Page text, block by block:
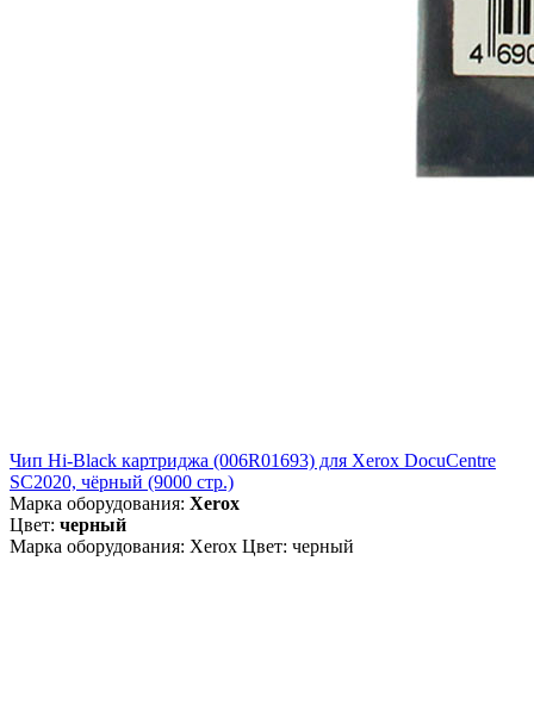
Чип Hi-Black картриджа (006R01693) для Xerox DocuCentre
SC2020, чёрный (9000 стр.)
Марка оборудования: Xerox
Цвет: черный
Марка оборудования: Xerox Цвет: черный